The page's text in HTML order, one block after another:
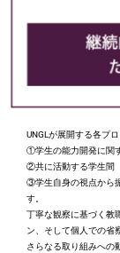
UNGLが展開する各プ
①学生の能力開発に関
②共に活動する学生間
③学生自身の視点から
す。
丁寧な観察に基づく教
ン、そして個人での省
さらなる取り組みへの